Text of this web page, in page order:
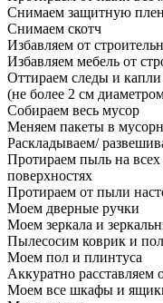
Снимаем защитную
Снимаем скотч
Избавляем от
Избавляем мебель от
Оттираем следы и капли
(не более 2 см
Собираем весь мусор
Меняем пакеты в
Раскладываем/
Протираем пыль на
поверхностях
Протираем от пыли
Моем дверные ручки
Моем зеркала и
Пылесосим коврик и пол
Моем пол и плинтуса
Аккуратно расставляем
Моем все шкафы и